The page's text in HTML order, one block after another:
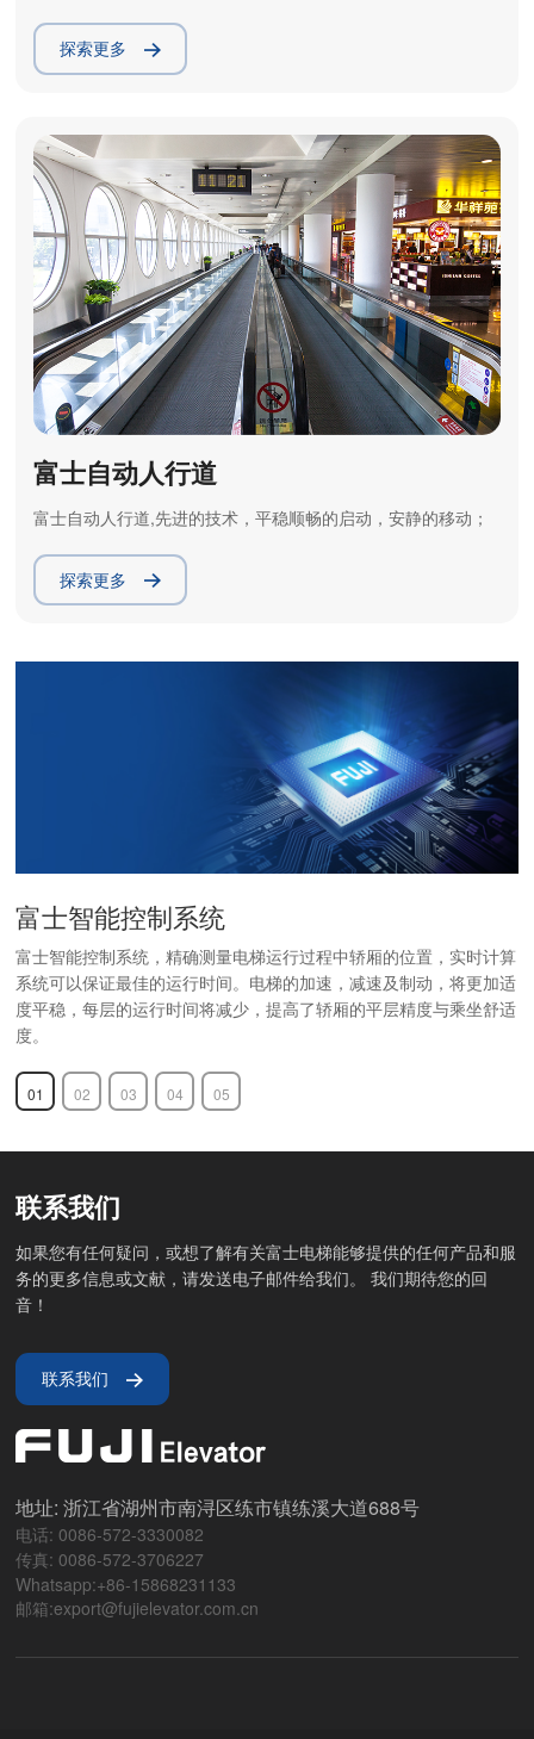
探索更多
富士自动人行道
富士自动人行道,先进的技术，平稳顺畅的启动，安静的移动；
探索更多
富士智能控制系统
富士智能控制系统，精确测量电梯运行过程中轿厢的位置，实时计算
系统可以保证最佳的运行时间。电梯的加速，减速及制动，将更加适
度平稳，每层的运行时间将减少，提高了轿厢的平层精度与乘坐舒适
度。
01 02 03 04 05
联系我们
如果您有任何疑问，或想了解有关富士电梯能够提供的任何产品和服
务的更多信息或文献，请发送电子邮件给我们。 我们期待您的回
音！
联系我们
地址: 浙江省湖州市南浔区练市镇练溪大道688号
电话: 0086-572-3330082
传真: 0086-572-3706227
Whatsapp:+86-15868231133
邮箱:export@fujielevator.com.cn